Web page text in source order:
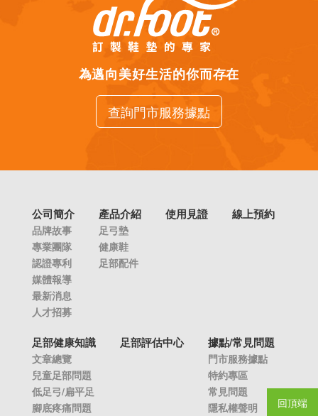
回頂端
為邁向美好生活的你而存在
查詢門市服務據點
公司簡介
品牌故事
專業團隊
認證專利
媒體報導
最新消息
人才招募
產品介紹
足弓墊
健康鞋
足部配件
使用見證 線上預約
足部健康知識
文章總覽
兒童足部問題
低足弓/扁平足
腳底疼痛問題
足部評估中心 據點/常見問題
門市服務據點
特約專區
常見問題
隱私權聲明